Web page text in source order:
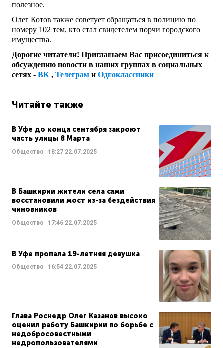
полезное.
Олег Котов также советует обращаться в полицию по
номеру 102 тем, кто стал свидетелем порчи городского
имущества.
Дорогие читатели! Приглашаем Вас присоединиться к
обсуждению новости в наших группах в социальных
сетях - ВК , Телеграм и Одноклассники
Читайте также
В Уфе до конца сентября закроют
часть улицы 8 Марта
Общество 18:27 22.07.2025
В Башкирии жители села сами
восстановили мост из-за бездействия
чиновников
Общество 17:46 22.07.2025
В Уфе пропала 19-летняя девушка
Общество 16:54 22.07.2025
Глава Роснедр Олег Казанов высоко
оценил работу Башкирии по борьбе с
недобросовестными
недропользователями